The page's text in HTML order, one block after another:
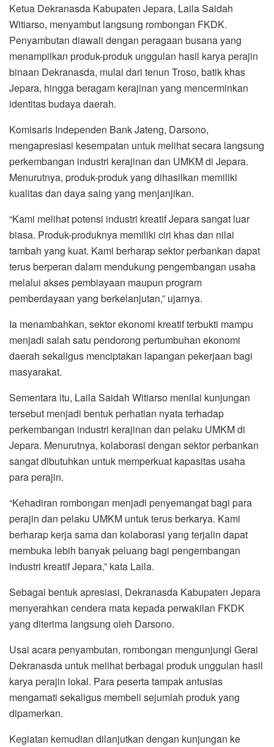
Ketua Dekranasda Kabupaten Jepara, Laila Saidah
Witiarso, menyambut langsung rombongan FKDK.
Penyambutan diawali dengan peragaan busana yang
menampilkan produk-produk unggulan hasil karya perajin
binaan Dekranasda, mulai dari tenun Troso, batik khas
Jepara, hingga beragam kerajinan yang mencerminkan
identitas budaya daerah.
Komisaris Independen Bank Jateng, Darsono,
mengapresiasi kesempatan untuk melihat secara langsung
perkembangan industri kerajinan dan UMKM di Jepara.
Menurutnya, produk-produk yang dihasilkan memiliki
kualitas dan daya saing yang menjanjikan.
“Kami melihat potensi industri kreatif Jepara sangat luar
biasa. Produk-produknya memiliki ciri khas dan nilai
tambah yang kuat. Kami berharap sektor perbankan dapat
terus berperan dalam mendukung pengembangan usaha
melalui akses pembiayaan maupun program
pemberdayaan yang berkelanjutan,” ujarnya.
Ia menambahkan, sektor ekonomi kreatif terbukti mampu
menjadi salah satu pendorong pertumbuhan ekonomi
daerah sekaligus menciptakan lapangan pekerjaan bagi
masyarakat.
Sementara itu, Laila Saidah Witiarso menilai kunjungan
tersebut menjadi bentuk perhatian nyata terhadap
perkembangan industri kerajinan dan pelaku UMKM di
Jepara. Menurutnya, kolaborasi dengan sektor perbankan
sangat dibutuhkan untuk memperkuat kapasitas usaha
para perajin.
“Kehadiran rombongan menjadi penyemangat bagi para
perajin dan pelaku UMKM untuk terus berkarya. Kami
berharap kerja sama dan kolaborasi yang terjalin dapat
membuka lebih banyak peluang bagi pengembangan
industri kreatif Jepara,” kata Laila.
Sebagai bentuk apresiasi, Dekranasda Kabupaten Jepara
menyerahkan cendera mata kepada perwakilan FKDK
yang diterima langsung oleh Darsono.
Usai acara penyambutan, rombongan mengunjungi Gerai
Dekranasda untuk melihat berbagai produk unggulan hasil
karya perajin lokal. Para peserta tampak antusias
mengamati sekaligus membeli sejumlah produk yang
dipamerkan.
Kegiatan kemudian dilanjutkan dengan kunjungan ke